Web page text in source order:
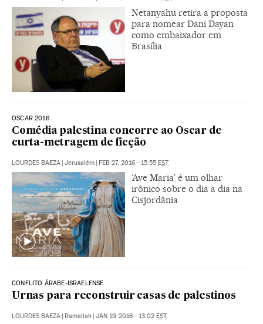
Netanyahu retira a proposta
para nomear Dani Dayan
como embaixador em
Brasília
OSCAR 2016
Comédia palestina concorre ao Oscar de
curta-metragem de ficção
LOURDES BAEZA | Jerusalém | FEB 27, 2016 - 15:55 EST
‘Ave Maria’ é um olhar
irônico sobre o dia a dia na
Cisjordânia
CONFLITO ÁRABE-ISRAELENSE
Urnas para reconstruir casas de palestinos
LOURDES BAEZA | Ramallah | JAN 19, 2016 - 13:02 EST